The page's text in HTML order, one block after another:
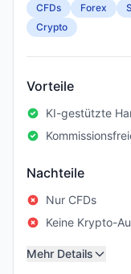
CFDs Forex
Crypto
Vorteile
KI-gestützte
Nachteile
Nur CFDs
Keine Krypto-
Mehr Details